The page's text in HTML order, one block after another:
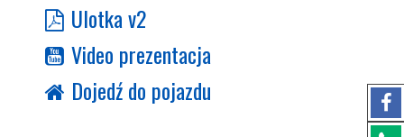
Ulotka v2
Video prezentacja
Dojedź do pojazdu